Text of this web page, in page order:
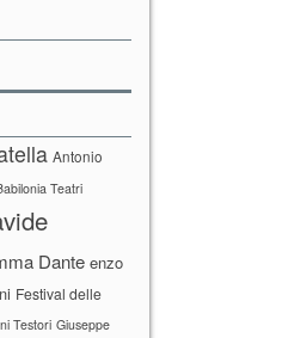
Antonio
Teatri
Dante enzo
Festival delle
Testori Giuseppe